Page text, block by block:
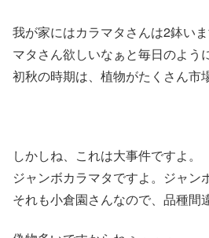
我が家にはカラマタさんは2鉢い
マタさん欲しいなぁと毎日のよう
初秋の時期は、植物がたくさん市
しかしね、これは大事件ですよ。
ジャンボカラマタですよ。ジャン
それも小倉園さんなので、品種間